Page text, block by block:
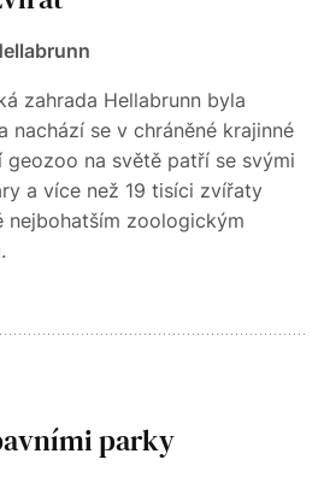
zahrada Hellabrunn byla
nachází se v chráněné krajinné
geozoo na světě patří se svými
a více než 19 tisíci zvířaty
nejbohatším zoologickým
parky